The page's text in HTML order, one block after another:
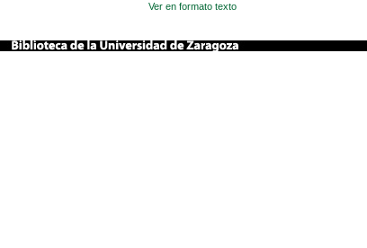
Ver en formato texto